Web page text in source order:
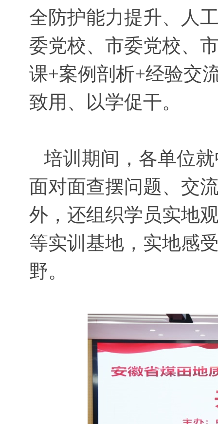
全防护能力提升、人
委党校、市委党校、
课+案例剖析+经验交
致用、以学促干。
培训期间，各单位
面对面查摆问题、交
外，还组织学员实地
等实训基地，实地感
野。